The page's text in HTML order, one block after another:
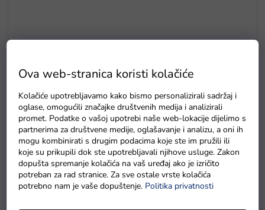
Ova web-stranica koristi kolačiće
Kolačiće upotrebljavamo kako bismo personalizirali sadržaj i
oglase, omogućili značajke društvenih medija i analizirali
promet. Podatke o vašoj upotrebi naše web-lokacije dijelimo s
partnerima za društvene medije, oglašavanje i analizu, a oni ih
mogu kombinirati s drugim podacima koje ste im pružili ili
koje su prikupili dok ste upotrebljavali njihove usluge. Zakon
dopušta spremanje kolačića na vaš uređaj ako je izričito
potreban za rad stranice. Za sve ostale vrste kolačića
potrebno nam je vaše dopuštenje. Politika privatnosti
Vodootporna zaštitna cerada za auto na akumulator M
Na zalihama
Detaljan opis proizvoda